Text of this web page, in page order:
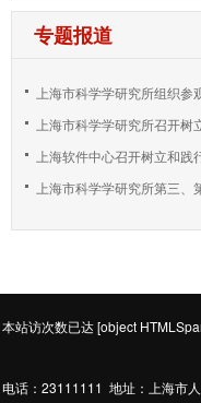
专题报道
上海市科学学研究所组织
上海市科学学研究所召开
上海软件中心召开树立和
上海市科学学研究所第三
本站访次数已达[object
电话：23111111 地址：上海市